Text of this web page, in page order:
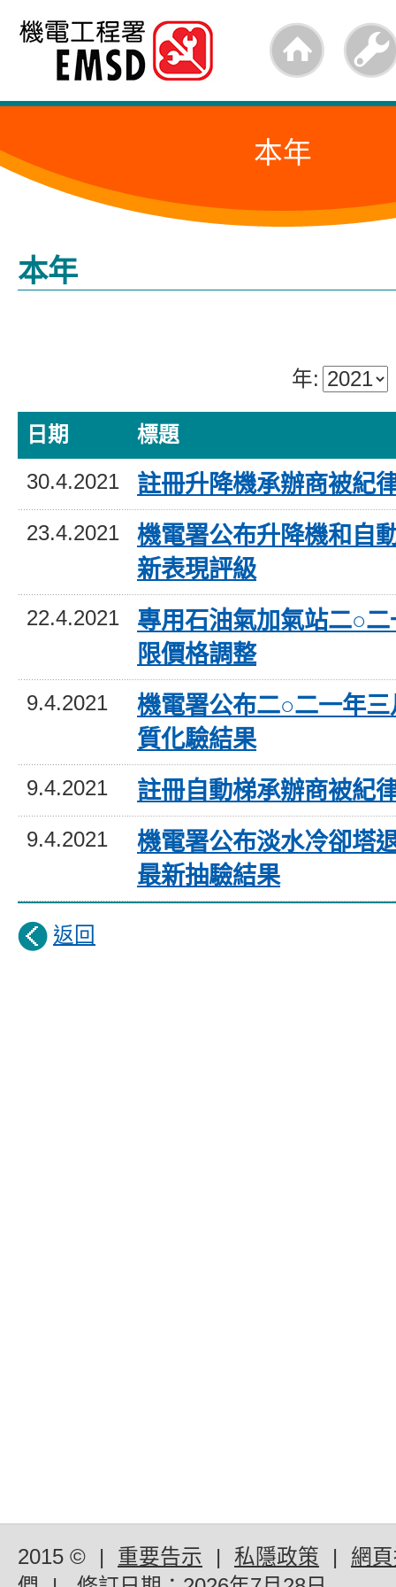
跳
內
的
始
本年
本年
年:
日期 標題
30.4.2021 註冊升降機承辦商被紀
23.4.2021
機電署公布升降機和自
新表現評級
22.4.2021
專用石油氣加氣站二○
限價格調整
9.4.2021
機電署公布二○二一年
質化驗結果
9.4.2021 註冊自動梯承辦商被紀
9.4.2021
機電署公布淡水冷卻塔
最新抽驗結果
返回
2015 © | 重要告示 | 私隱政策 |
網